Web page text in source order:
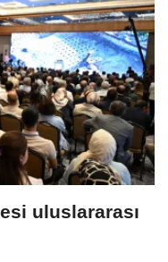
uluslararası